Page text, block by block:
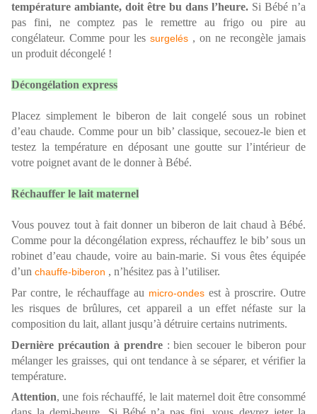
température ambiante, doit être bu dans l’heure. Si Bébé n’a
pas fini, ne comptez pas le remettre au frigo ou pire au
congélateur. Comme pour les surgelés , on ne recongèle jamais
un produit décongelé !
Décongélation express
Placez simplement le biberon de lait congelé sous un robinet
d’eau chaude. Comme pour un bib’ classique, secouez-le bien et
testez la température en déposant une goutte sur l’intérieur de
votre poignet avant de le donner à Bébé.
Réchauffer le lait maternel
Vous pouvez tout à fait donner un biberon de lait chaud à Bébé.
Comme pour la décongélation express, réchauffez le bib’ sous un
robinet d’eau chaude, voire au bain-marie. Si vous êtes équipée
d’un chauffe-biberon , n’hésitez pas à l’utiliser.
Par contre, le réchauffage au micro-ondes est à proscrire. Outre
les risques de brûlures, cet appareil a un effet néfaste sur la
composition du lait, allant jusqu’à détruire certains nutriments.
Dernière précaution à prendre: bien secouer le biberon pour
mélanger les graisses, qui ont tendance à se séparer, et vérifier la
température.
Attention, une fois réchauffé, le lait maternel doit être consommé